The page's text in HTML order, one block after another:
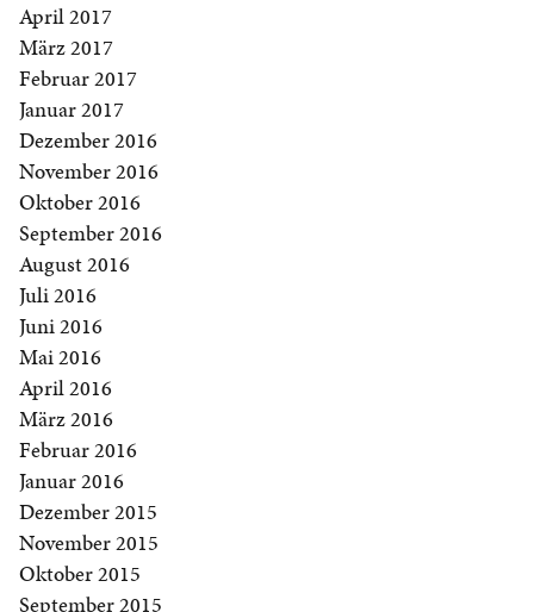
April 2017
März 2017
Februar 2017
Januar 2017
Dezember 2016
November 2016
Oktober 2016
September 2016
August 2016
Juli 2016
Juni 2016
Mai 2016
April 2016
März 2016
Februar 2016
Januar 2016
Dezember 2015
November 2015
Oktober 2015
September 2015